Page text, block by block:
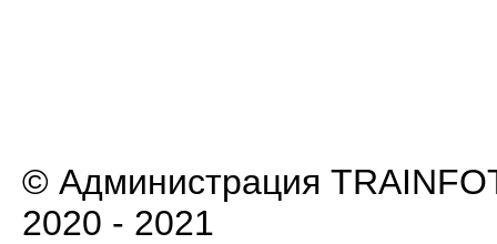
© Администрация
2020 - 2021